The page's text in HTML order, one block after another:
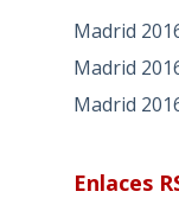
Madrid
Madrid
Madrid
Enlaces